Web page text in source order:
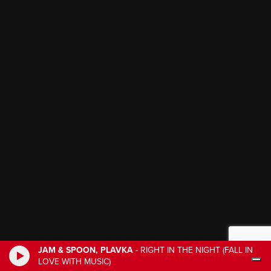
JAM & SPOON, PLAVKA - RIGHT IN THE NIGHT (FALL IN
LOVE WITH MUSIC)